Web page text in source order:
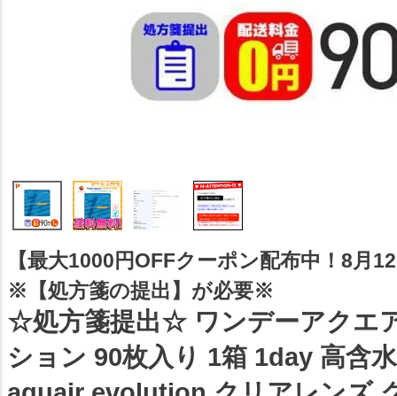
【最大1000円OFFクーポン配布中！8月
※【処方箋の提出】が必要※
☆処方箋提出☆ ワンデーアクエ
ション 90枚入り 1箱 1day 高含